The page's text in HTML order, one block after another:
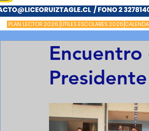
PLAN LECTOR 2026 ÚTILES ESCOLARES 2026